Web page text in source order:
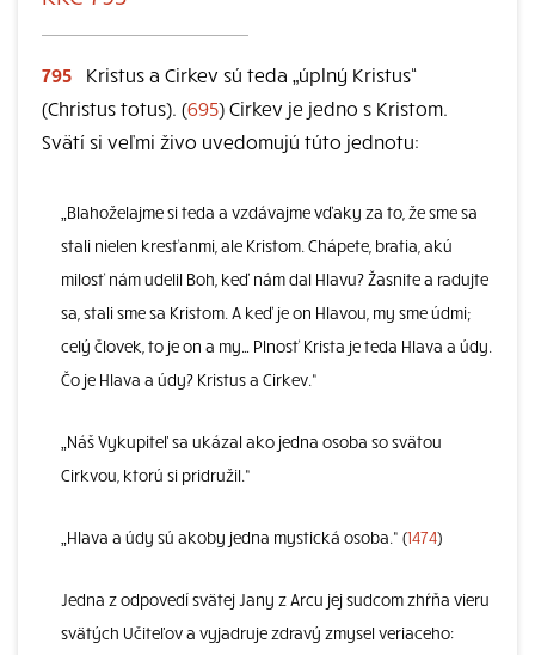
795
Kristus a Cirkev sú teda „úplný Kristus“
(Christus totus). (695) Cirkev je jedno s Kristom.
Svätí si veľmi živo uvedomujú túto jednotu:
„Blahoželajme si teda a vzdávajme vďaky za to, že sme sa
stali nielen kresťanmi, ale Kristom. Chápete, bratia, akú
milosť nám udelil Boh, keď nám dal Hlavu? Žasnite a radujte
sa, stali sme sa Kristom. A keď je on Hlavou, my sme údmi;
celý človek, to je on a my… Plnosť Krista je teda Hlava a údy.
Čo je Hlava a údy? Kristus a Cirkev.“
„Náš Vykupiteľ sa ukázal ako jedna osoba so svätou
Cirkvou, ktorú si pridružil.“
„Hlava a údy sú akoby jedna mystická osoba.“ (1474)
Jedna z odpovedí svätej Jany z Arcu jej sudcom zhŕňa vieru
svätých Učiteľov a vyjadruje zdravý zmysel veriaceho: